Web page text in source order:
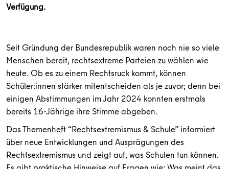
Verfügung.
Seit Gründung der Bundesrepublik waren noch nie so viele
Menschen bereit, rechtsextreme Parteien zu wählen wie
heute. Ob es zu einem Rechtsruck kommt, können
Schüler:innen stärker mitentscheiden als je zuvor; denn bei
einigen Abstimmungen im Jahr 2024 konnten erstmals
bereits 16-Jährige ihre Stimme abgeben.
Das Themenheft “Rechtsextremismus & Schule” informiert
über neue Entwicklungen und Ausprägungen des
Rechtsextremismus und zeigt auf, was Schulen tun können.